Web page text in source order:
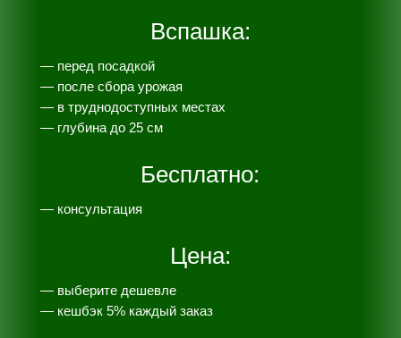
Вспашка:
— перед посадкой
— после сбора урожая
— в труднодоступных местах
— глубина до 25 см
Бесплатно:
— консультация
Цена:
— выберите дешевле
— кешбэк 5% каждый заказ